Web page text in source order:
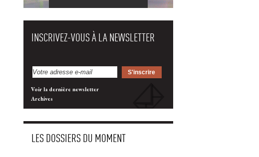
INSCRIVEZ-VOUS À LA NEWSLETTER
Voir la dernière newsletter
Archives
LES DOSSIERS DU MOMENT